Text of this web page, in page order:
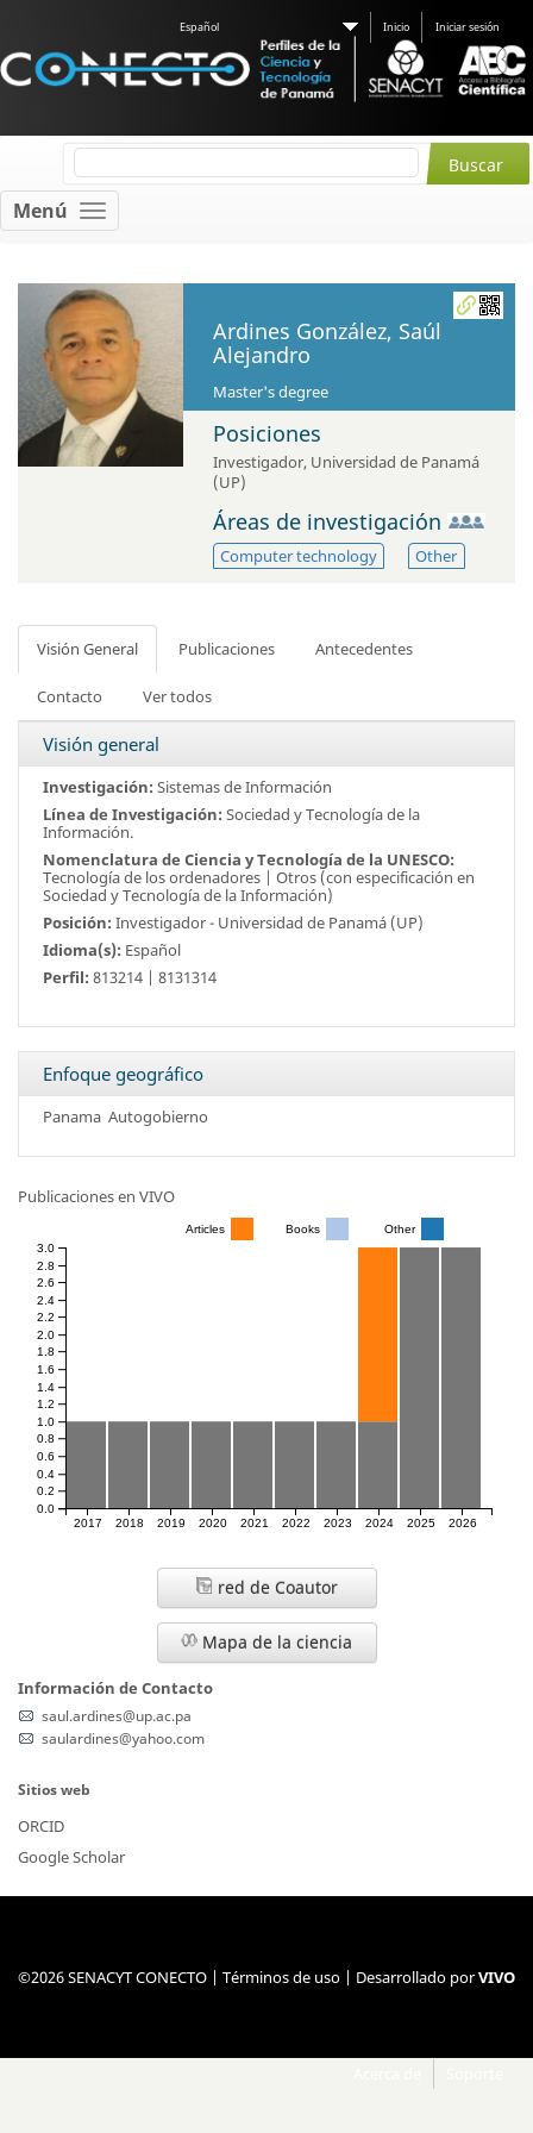
Español Inicio Iniciar sesión
Menú
Ardines González, Saúl
Alejandro
Master's degree
Posiciones
Investigador, Universidad de Panamá
(UP)
Áreas de investigación
Computer technology Other
Visión General Publicaciones Antecedentes
Contacto Ver todos
Visión general
Investigación: Sistemas de Información
Línea de Investigación: Sociedad y Tecnología de la
Información.
Nomenclatura de Ciencia y Tecnología de la UNESCO:
Tecnología de los ordenadores | Otros (con especificación en
Sociedad y Tecnología de la Información)
Posición: Investigador - Universidad de Panamá (UP)
Idioma(s): Español
Perfil: 813214 | 8131314
Enfoque geográfico
Panama Autogobierno
Publicaciones en VIVO
2017 2018 2019 2020 2021 2022 2023 2024 2025 2026
0.0
0.2
0.4
0.6
0.8
1.0
1.2
1.4
1.6
1.8
2.0
2.2
2.4
2.6
2.8
3.0
Articles Books Other
red de Coautor
Mapa de la ciencia
Información de Contacto
saul.ardines@up.ac.pa
saulardines@yahoo.com
Sitios web
ORCID
Google Scholar
©2026 SENACYT CONECTO | Términos de uso | Desarrollado porVIVO